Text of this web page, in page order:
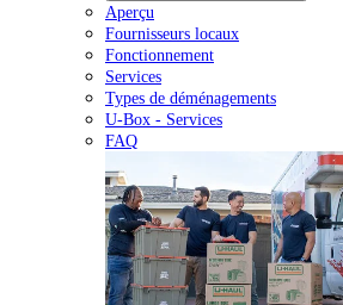
Aperçu
Fournisseurs locaux
Fonctionnement
Services
Types de déménagements
U-Box - Services
FAQ